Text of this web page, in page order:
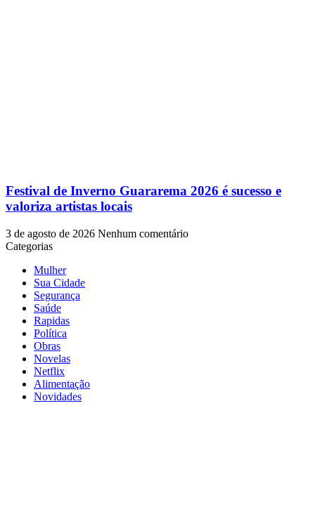
Festival de Inverno Guararema 2026 é sucesso e
valoriza artistas locais
3 de agosto de 2026 Nenhum comentário
Categorias
Mulher
Sua Cidade
Segurança
Saúde
Rapidas
Política
Obras
Novelas
Netflix
Alimentação
Novidades